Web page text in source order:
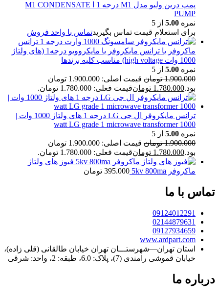
پمپ درین ولیو مدل M1 درجه 1 ا M1 CONDENSATE
PUMP
نمره 5.00 از 5
برای استعلام قیمت تماس بگیریدتماس با واحد فروش
ترانس
ماکروفر یا ترانس مایکروفر یا مایکروویو درجه1 (های ولتاژ
1000 وات high voltage) مناسب کلیه برندها
نمره 5.00 از 5
1.900.000 تومان
قیمت اصلی: 1.900.000 تومان
بود.1.780.000 تومانقیمت فعلی: 1.780.000 تومان.
ترانس مایکروفر ال جی LG درجه 1 های ولتاژ 1000 وات |
1000 watt LG grade 1 microwave transformer
نمره 5.00 از 5
1.900.000 تومان
قیمت اصلی: 1.900.000 تومان
بود.1.780.000 تومانقیمت فعلی: 1.780.000 تومان.
فیوز های ولتاژ
ماکروفر 5kv 800ma
395.000 تومان
تماس با ما
09124012291
02144879631
09127934659
www.ardpart.com
استان تهران—شهرستـــان تهران خیابان طالقانی (قلی زاده)،
خیابان قموشی رامندی (7)، پلاک: 6.0، طبقه: 2، واحد: شرقی
درباره ما